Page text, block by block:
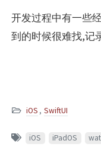
开发过程中有一些
到的时候很难找,记
iOS , SwiftUI
iOS iPadOS